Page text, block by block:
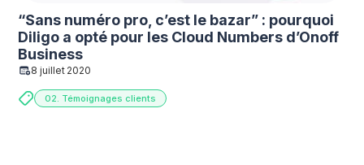
“Sans numéro pro, c’est le bazar” : pourquoi
Diligo a opté pour les Cloud Numbers d’Onoff
Business
8 juillet 2020
02. Témoignages clients